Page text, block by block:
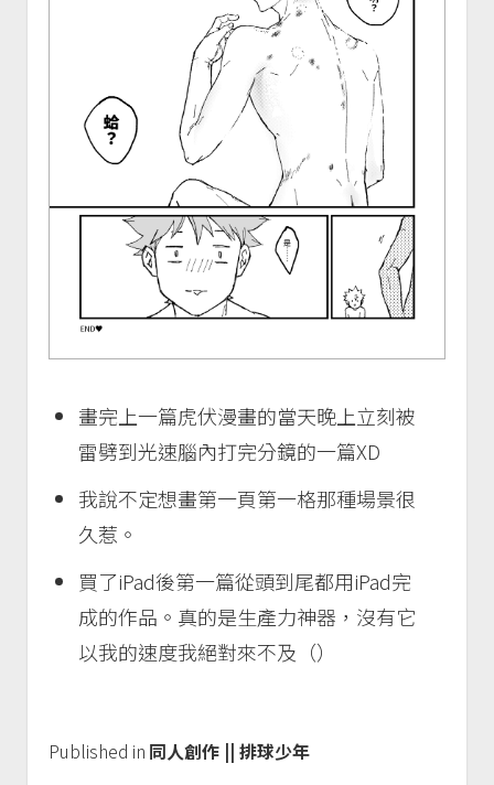
畫完上一篇虎伏漫畫的當天晚上立刻被
雷劈到光速腦內打完分鏡的一篇XD
我說不定想畫第一頁第一格那種場景很
久惹。
買了iPad後第一篇從頭到尾都用iPad完
成的作品。真的是生產力神器，沒有它
以我的速度我絕對來不及（）
Published in 同人創作 || 排球少年